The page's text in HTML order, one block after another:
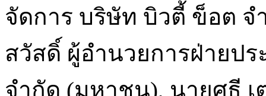
จัดการ บริษัท บิวตี้ ข็อต จ
สวัสดิ์ ผู้อำนวยการฝ่ายป
จำกัด (มหาชน), นายศุธี เ